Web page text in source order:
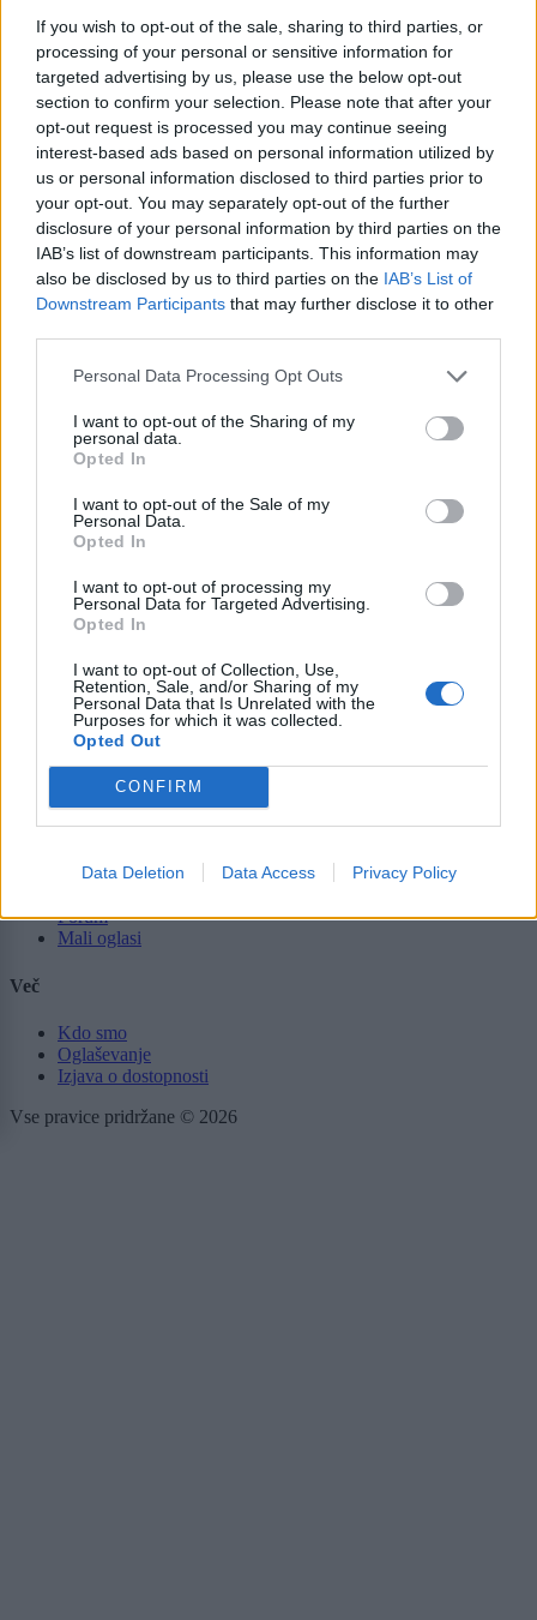
If you wish to opt-out of the sale, sharing to third parties, or
processing of your personal or sensitive information for
targeted advertising by us, please use the below opt-out
section to confirm your selection. Please note that after your
opt-out request is processed you may continue seeing
interest-based ads based on personal information utilized by
us or personal information disclosed to third parties prior to
your opt-out. You may separately opt-out of the further
disclosure of your personal information by third parties on the
IAB’s list of downstream participants. This information may
also be disclosed by us to third parties on the IAB’s List of
Downstream Participants that may further disclose it to other
Personal Data Processing Opt Outs
I want to opt-out of the Sharing of my
personal data.
Opted In
I want to opt-out of the Sale of my
Personal Data.
Opted In
I want to opt-out of processing my
Personal Data for Targeted Advertising.
Opted In
I want to opt-out of Collection, Use,
Retention, Sale, and/or Sharing of my
Personal Data that Is Unrelated with the
Purposes for which it was collected.
Opted Out
CONFIRM
Data Deletion Data Access Privacy Policy
CAPTCHA
Nisem robot
Naročite se
Imaš novico, informacijo, fotografijo ali video, ki bi nas utegnila
zanimati? Najboljše nagradimo.
Pošlji
Moji Mediji d.o.o.
sobotainfo.com• mariborinfo.com •ptujinfo.com pomurec.com
Vse pravice pridržane © 2026
Tematike
Slovenija
Svet
Politika
Kronika
Zdravje
Šport
Kultura
Zadnje novice
Rubrike
Dogodki
Forum
Mali oglasi
Več
Kdo smo
Oglaševanje
Izjava o dostopnosti
Vse pravice pridržane © 2026
Prijavi se na cajtng